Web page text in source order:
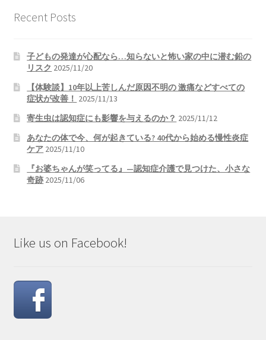
事
Recent Posts
子どもの発達が心配なら…知らないと怖い家の中に潜む鉛の
リスク 2025/11/20
【体験談】10年以上苦しんだ原因不明の 激痛などすべての
症状が改善！ 2025/11/13
寄生虫は認知症にも影響を与えるのか？ 2025/11/12
あなたの体で今、何が起きている? 40代から始める慢性炎症
ケア 2025/11/10
『お婆ちゃんが笑ってる』—認知症介護で見つけた、小さな
奇跡 2025/11/06
Like us on Facebook!